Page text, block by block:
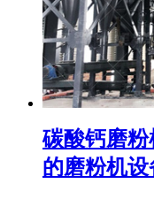
碳酸钙磨
的磨粉机设